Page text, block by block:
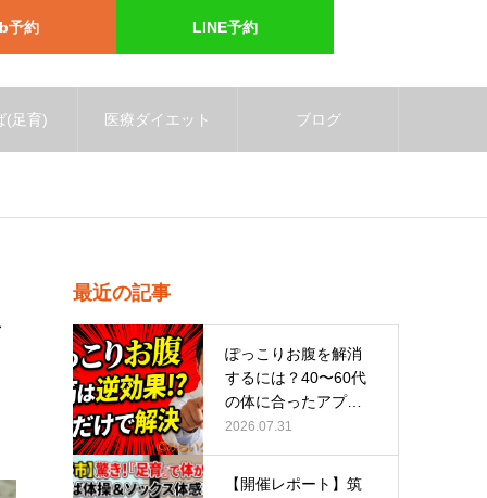
予約 LINE予約
(足育) 医療ダイエット ブログ
最近の記事
ぽっこりお腹を解消
するには？40〜60代
の体に合ったアプロ
ーチ
2026.07.31
【開催レポート】筑